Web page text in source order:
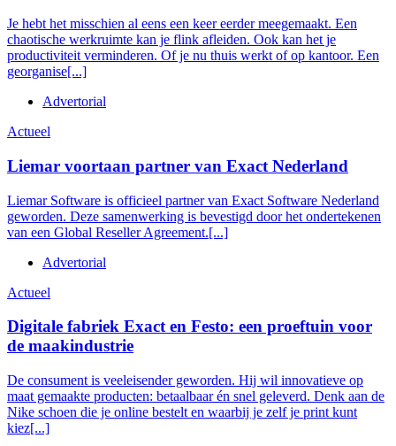
Je hebt het misschien al eens een keer eerder meegemaakt. Een
chaotische werkruimte kan je flink afleiden. Ook kan het je
productiviteit verminderen. Of je nu thuis werkt of op kantoor. Een
georganise[...]
Advertorial
Actueel
Liemar voortaan partner van Exact Nederland
Liemar Software is officieel partner van Exact Software Nederland
geworden. Deze samenwerking is bevestigd door het ondertekenen
van een Global Reseller Agreement.[...]
Advertorial
Actueel
Digitale fabriek Exact en Festo: een proeftuin voor
de maakindustrie
De consument is veeleisender geworden. Hij wil innovatieve op
maat gemaakte producten: betaalbaar én snel geleverd. Denk aan de
Nike schoen die je online bestelt en waarbij je zelf je print kunt
kiez[...]